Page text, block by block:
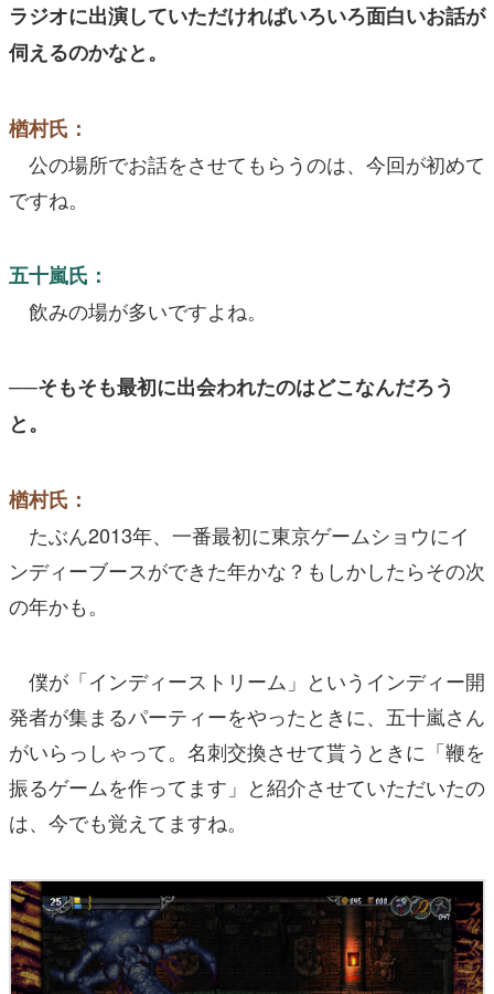
ラジオに出演していただければいろいろ面白いお話が
伺えるのかなと。
楢村氏：
公の場所でお話をさせてもらうのは、今回が初めて
ですね。
五十嵐氏：
飲みの場が多いですよね。
──そもそも最初に出会われたのはどこなんだろう
と。
楢村氏：
たぶん2013年、一番最初に東京ゲームショウにイ
ンディーブースができた年かな？もしかしたらその次
の年かも。
僕が「インディーストリーム」というインディー開
発者が集まるパーティーをやったときに、五十嵐さん
がいらっしゃって。名刺交換させて貰うときに「鞭を
振るゲームを作ってます」と紹介させていただいたの
は、今でも覚えてますね。